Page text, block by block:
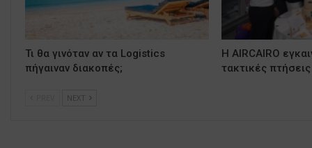
Τι θα γινόταν αν τα Logistics
πήγαιναν διακοπές;
Η AIRCAIRO
τακτικές
NEXT